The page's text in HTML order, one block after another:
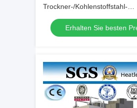
Trockner-/Kohlenstoffstahl-
Trockenmittel-Trockner
Erhalten Sie besten